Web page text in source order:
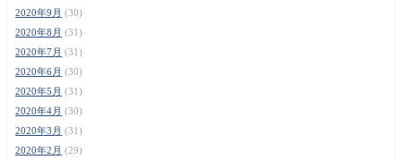
2020年9月 (30)
2020年8月 (31)
2020年7月 (31)
2020年6月 (30)
2020年5月 (31)
2020年4月 (30)
2020年3月 (31)
2020年2月 (29)